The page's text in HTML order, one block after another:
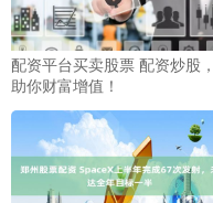
配资平台买卖股票 配资炒股，
助你财富增值！